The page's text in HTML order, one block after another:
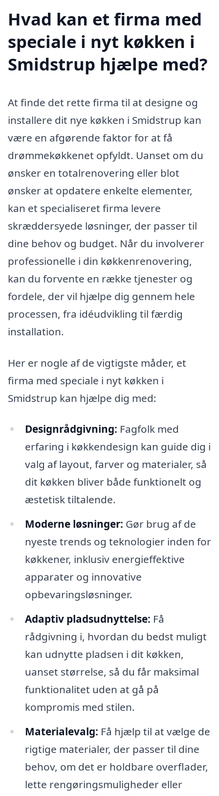
Hvad kan et firma med
speciale i nyt køkken i
Smidstrup hjælpe med?
At finde det rette firma til at designe og
installere dit nye køkken i Smidstrup kan
være en afgørende faktor for at få
drømmekøkkenet opfyldt. Uanset om du
ønsker en totalrenovering eller blot
ønsker at opdatere enkelte elementer,
kan et specialiseret firma levere
skræddersyede løsninger, der passer til
dine behov og budget. Når du involverer
professionelle i din køkkenrenovering,
kan du forvente en række tjenester og
fordele, der vil hjælpe dig gennem hele
processen, fra idéudvikling til færdig
installation.
Her er nogle af de vigtigste måder, et
firma med speciale i nyt køkken i
Smidstrup kan hjælpe dig med:
Designrådgivning: Fagfolk med
erfaring i køkkendesign kan guide dig i
valg af layout, farver og materialer, så
dit køkken bliver både funktionelt og
æstetisk tiltalende.
Moderne løsninger: Gør brug af de
nyeste trends og teknologier inden for
køkkener, inklusiv energieffektive
apparater og innovative
opbevaringsløsninger.
Adaptiv pladsudnyttelse: Få
rådgivning i, hvordan du bedst muligt
kan udnytte pladsen i dit køkken,
uanset størrelse, så du får maksimal
funktionalitet uden at gå på
kompromis med stilen.
Materialevalg: Få hjælp til at vælge de
rigtige materialer, der passer til dine
behov, om det er holdbare overflader,
lette rengøringsmuligheder eller